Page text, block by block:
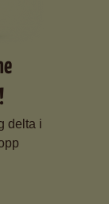
delta i